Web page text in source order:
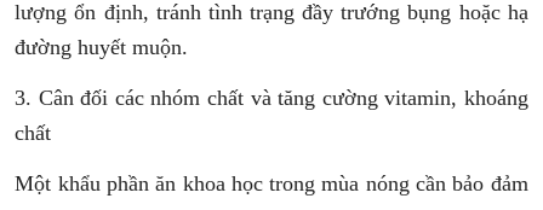
lượng ổn định, tránh tình trạng đầy trướng bụng hoặc hạ
đường huyết muộn.
3. Cân đối các nhóm chất và tăng cường vitamin, khoáng
chất
Một khẩu phần ăn khoa học trong mùa nóng cần bảo đảm